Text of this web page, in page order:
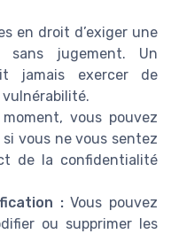
en droit d’exiger une
sans jugement. Un
jamais exercer de
vous pouvez
vous ne vous sentez
de la confidentialité
:Vous pouvez
ou supprimer les